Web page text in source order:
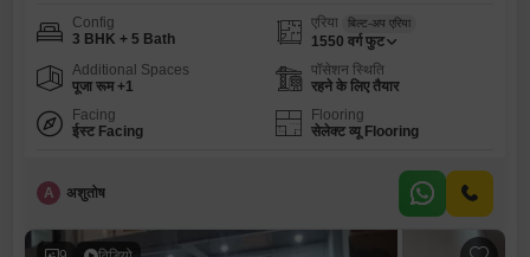
Config
3 BHK + 5 Bath
एरिया बिल्ट-अप एरिया
1550 वर्ग फुट
Additional Spaces
पूजा रूम +1
पॉसेशन स्थिति
रहने के लिए तैयार
Facing
ईस्ट Facing
Flooring
सेलेक्ट व्यू Flooring
A अशुतोष